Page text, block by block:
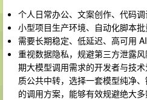
个人日常办公、文案创作、代码
小型项目生产环境、自动化脚本
需要长期稳定、低延迟、高可用
重视数据隐私，规避第三方泄露
期大模型调用需求的开发者与技
质公共中转，选择一套模型纯净
的调用方案，能够有效规避绝大